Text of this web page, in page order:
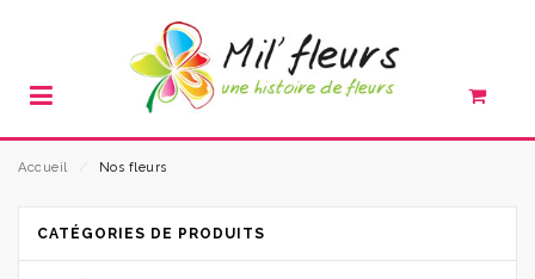
Accueil Nos fleurs
CATÉGORIES DE PRODUITS